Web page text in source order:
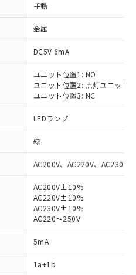
手動
金属
DC5V 6mA
ユニット位置1: NO
ユニット位置2: 点灯ユニット
ユニット位置3: NC
LEDランプ
緑
AC200V、AC220V、AC230V
AC200V±10%
AC220V±10%
AC230V±10%
AC220～250V
5mA
1a+1b